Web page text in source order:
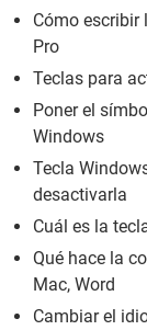
Cómo escribir
Pro
Teclas para
Poner el
Windows
Tecla
desactivarla
Cuál es la
Qué hace la
Mac, Word
Cambiar el